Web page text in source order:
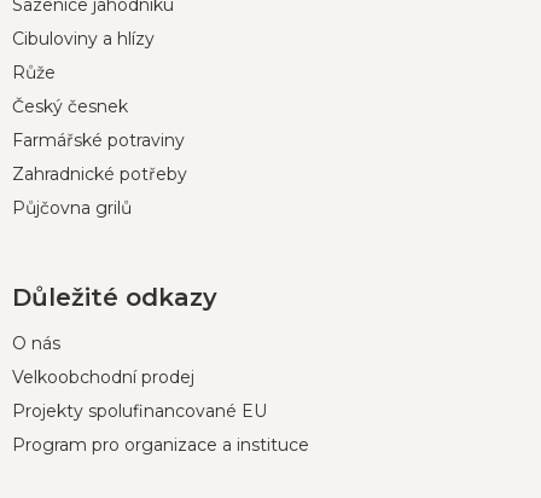
aSazenice jahodníku
Cibuloviny a hlízy
Růže
Český česnek
Farmářské potraviny
Zahradnické potřeby
Půjčovna grilů
Důležité odkazy
O nás
Velkoobchodní prodej
Projekty spolufinancované EU
Program pro organizace a instituce